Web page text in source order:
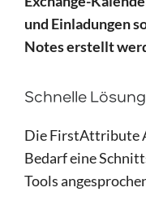
und Einladungen
Notes erstellt
Schnelle
Die FirstAttribute
Bedarf eine
Tools